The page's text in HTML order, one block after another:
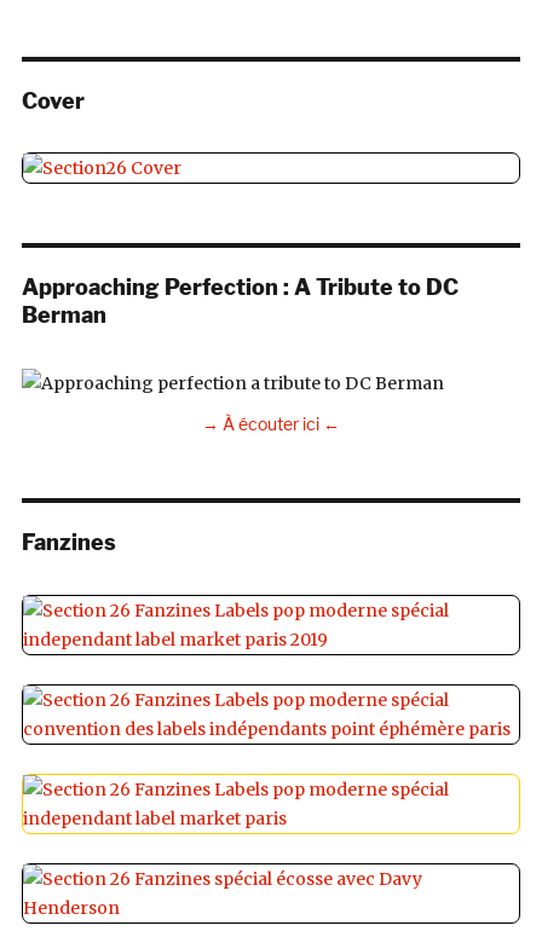
Cover
Approaching Perfection : A Tribute to DC
Berman
→ À écouter ici ←
Fanzines